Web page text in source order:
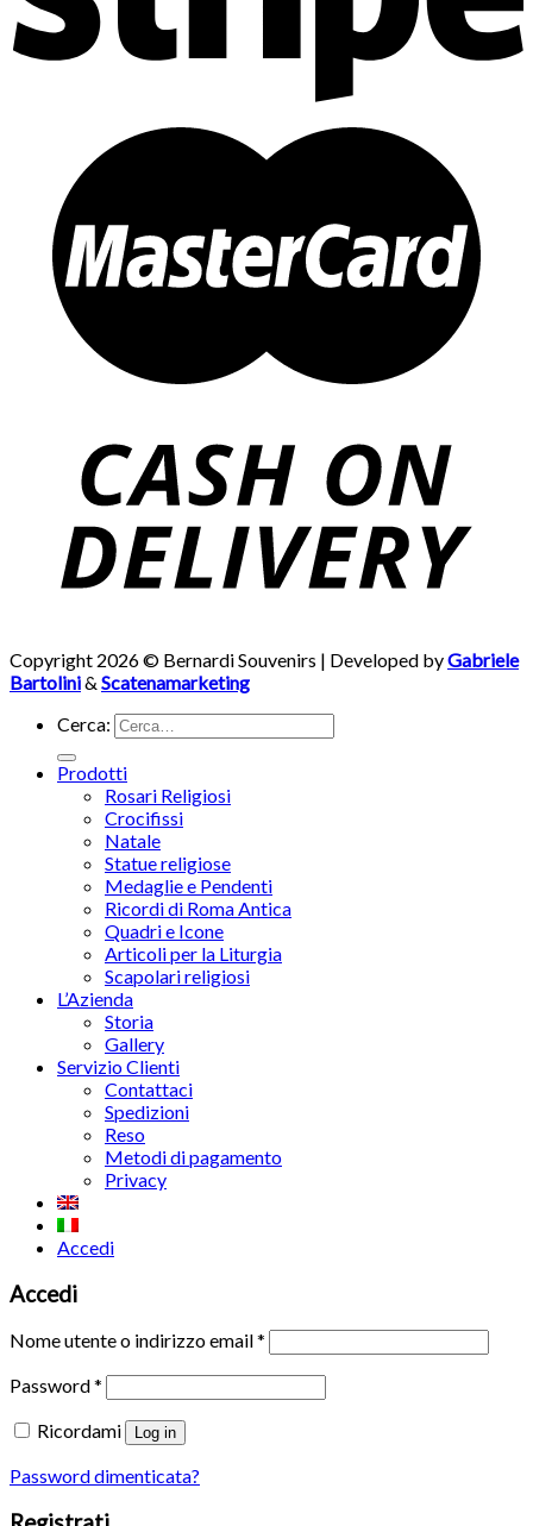
Copyright 2026 © Bernardi Souvenirs | Developed byGabriele
Bartolini& Scatenamarketing
Cerca:
Prodotti
Rosari Religiosi
Crocifissi
Natale
Statue religiose
Medaglie e Pendenti
Ricordi di Roma Antica
Quadri e Icone
Articoli per la Liturgia
Scapolari religiosi
L’Azienda
Storia
Gallery
Servizio Clienti
Contattaci
Spedizioni
Reso
Metodi di pagamento
Privacy
Accedi
Accedi
Nome utente o indirizzo email*
Password*
Ricordami
Log in
Password dimenticata?